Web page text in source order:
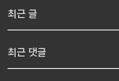
최근 글
최근 댓글